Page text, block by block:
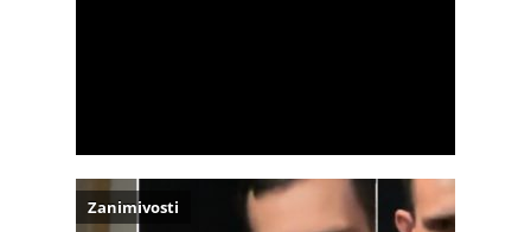
Zanimivosti